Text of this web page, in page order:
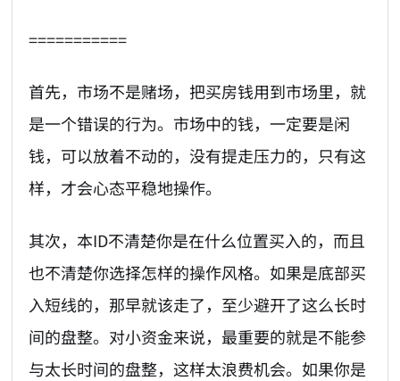
===========
首先，市场不是赌场，把买房钱用到市场里，就
是一个错误的行为。市场中的钱，一定要是闲
钱，可以放着不动的，没有提走压力的，只有这
样，才会心态平稳地操作。
其次，本ID不清楚你是在什么位置买入的，而且
也不清楚你选择怎样的操作风格。如果是底部买
入短线的，那早就该走了，至少避开了这么长时
间的盘整。对小资金来说，最重要的就是不能参
与太长时间的盘整，这样太浪费机会。如果你是